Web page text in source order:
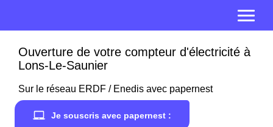
Ouverture de votre compteur d'électricité à
Lons-Le-Saunier
Sur le réseau ERDF / Enedis avec papernest
Je souscris avec papernest :